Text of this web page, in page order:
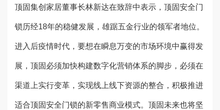
顶固集创家居董事长林新达在致辞中表示，顶固安全门
锁历经18年的稳健发展，雄踞五金行业的领军者地位。
进入后疫情时代，要想在瞬息万变的市场环境中赢得发
展，顶固必须加快构建数字化营销体系的脚步，必须在
渠道上实行变革，实现线上线下资源的整合，积极推进
适合顶固安全门锁的新零售商业模式。顶固未来也将坚